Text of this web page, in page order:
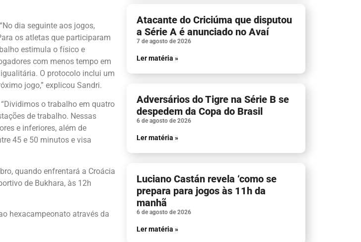
dia seguinte aos jogos,
os atletas que participaram
estimula o físico e
com menos tempo em
O protocolo inclui um
jogo,” explicou Sandri.
o trabalho em quatro
de trabalho. Nessas
e inferiores, além de
45 e 50 minutos e visa
quando enfrentará a Croácia
de Bukhara, às 12h
hexacampeonato através da
Atacante do Criciúma que disputou
a Série A é anunciado no Avaí
7 de agosto de 2026
Ler matéria »
Adversários do Tigre na Série B se
despedem da Copa do Brasil
6 de agosto de 2026
Ler matéria »
Luciano Castán revela ‘como se
prepara para jogos às 11h da
manhã
6 de agosto de 2026
Ler matéria »